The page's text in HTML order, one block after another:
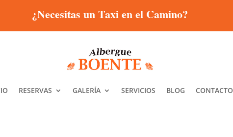
¿Necesitas un Taxi en el Camino?
RESERVAS GALERÍA SERVICIOS BLOG CONTACTO